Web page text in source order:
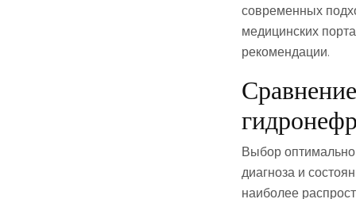
современных
медицинских
рекомендации.
Выбор
диагноза и
наиболее